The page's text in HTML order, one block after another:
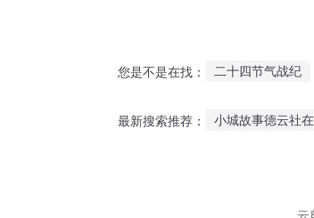
您是不是在找： 二十四节气战纪
最新搜索推荐： 小城故事德云社
云